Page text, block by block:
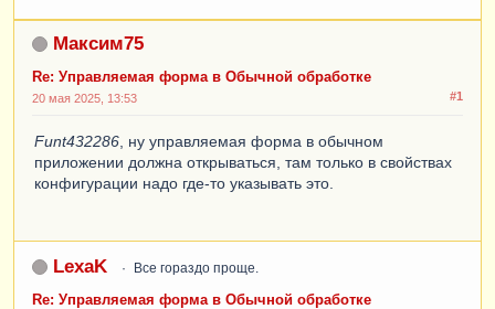
Максим75
Re: Управляемая форма в Обычной обработке
#1
20 мая 2025, 13:53
Funt432286 , ну управляемая форма в обычном
приложении должна открываться, там только в свойствах
конфигурации надо где-то указывать это.
LexaK Все гораздо проще.
Re: Управляемая форма в Обычной обработке